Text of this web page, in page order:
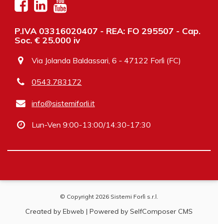
P.IVA 03316020407 - REA: FO 295507 - Cap.
Soc. € 25.000 iv
Via Jolanda Baldassari, 6 - 47122 Forlì (FC)
0543.783172
info@sistemiforli.it
Lun-Ven 9:00-13:00/14:30-17:30
© Copyright 2026 Sistemi Forlì s.r.l.
Created by Ebweb | Powered by SelfComposer CMS